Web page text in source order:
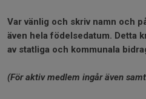
Var vänlig och skriv namn och
även hela födelsedatum. Detta
av statliga och kommunala
(För aktiv medlem ingår även